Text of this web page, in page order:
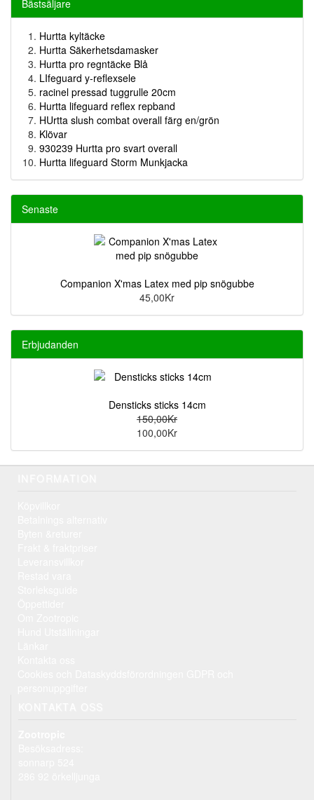
Bästsäljare
Hurtta kyltäcke
Hurtta Säkerhetsdamasker
Hurtta pro regntäcke Blå
LIfeguard y-reflexsele
racinel pressad tuggrulle 20cm
Hurtta lifeguard reflex repband
HUrtta slush combat overall färg en/grön
Klövar
930239 Hurtta pro svart overall
Hurtta lifeguard Storm Munkjacka
Senaste
Companion X'mas Latex med pip snögubbe
45,00Kr
Erbjudanden
Densticks sticks 14cm
150,00Kr
100,00Kr